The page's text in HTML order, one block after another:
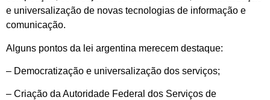
e universalização de novas tecnologias de informação e
comunicação.
Alguns pontos da lei argentina merecem destaque:
– Democratização e universalização dos serviços;
– Criação da Autoridade Federal dos Serviços de